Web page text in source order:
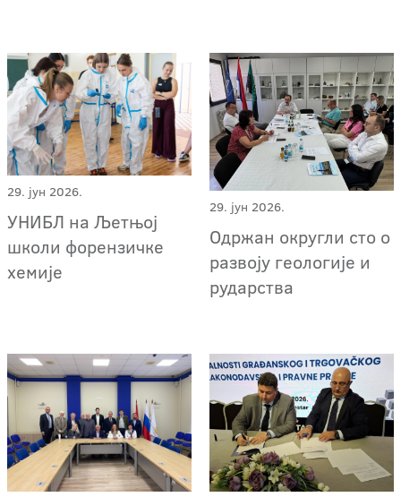
29. јун 2026.
УНИБЛ на Љетњој
школи форензичке
хемије
29. јун 2026.
Одржан округли сто о
развоју геологије и
рударства